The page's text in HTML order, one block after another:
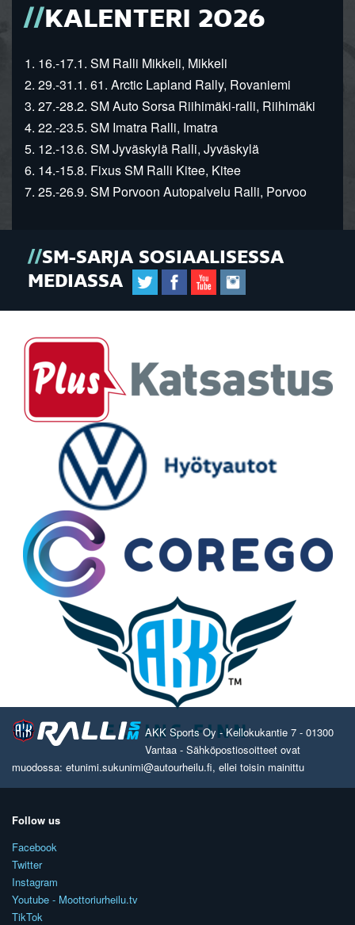
KALENTERI 2026
1. 16.-17.1. SM Ralli Mikkeli, Mikkeli
2. 29.-31.1. 61. Arctic Lapland Rally, Rovaniemi
3. 27.-28.2. SM Auto Sorsa Riihimäki-ralli, Riihimäki
4. 22.-23.5. SM Imatra Ralli, Imatra
5. 12.-13.6. SM Jyväskylä Ralli, Jyväskylä
6. 14.-15.8. Fixus SM Ralli Kitee, Kitee
7. 25.-26.9. SM Porvoon Autopalvelu Ralli, Porvoo
SM-SARJA SOSIAALISESSA
MEDIASSA
AKK Sports Oy - Kellokukantie 7 - 01300
Vantaa - Sähköpostiosoitteet ovat
muodossa: etunimi.sukunimi@autourheilu.fi, ellei toisin mainittu
Follow us
Facebook
Twitter
Instagram
Youtube - Moottoriurheilu.tv
TikTok